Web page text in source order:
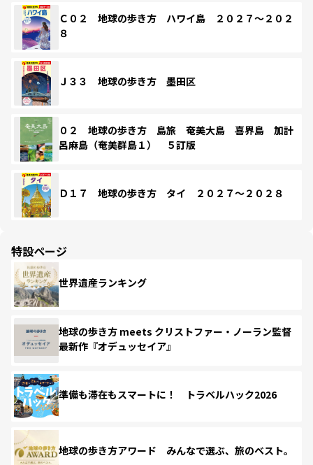
Ｃ０２ 地球の歩き方 ハワイ島 ２０２７～２０２
８
Ｊ３３ 地球の歩き方 墨田区
０２ 地球の歩き方 島旅 奄美大島 喜界島 加計
呂麻島（奄美群島１） ５訂版
Ｄ１７ 地球の歩き方 タイ ２０２７～２０２８
特設ページ
世界遺産ランキング
地球の歩き方 meets クリストファー・ノーラン監督
最新作『オデュッセイア』
準備も滞在もスマートに！ トラベルハック2026
地球の歩き方アワード みんなで選ぶ、旅のベスト。